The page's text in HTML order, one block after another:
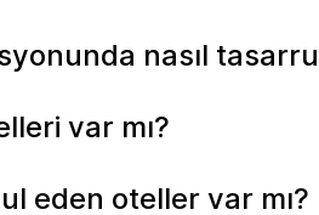
nasıl
var mı?
eden oteller var mı?